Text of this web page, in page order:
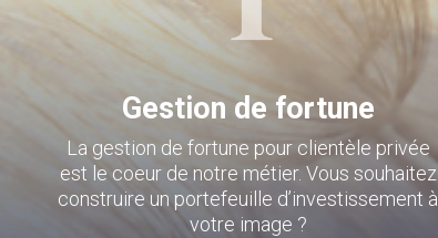
Gestion de fortune
La gestion de fortune pour clientèle privée
est le coeur de notre métier. Vous souhaitez
construire un portefeuille d’investissement à
votre image ?